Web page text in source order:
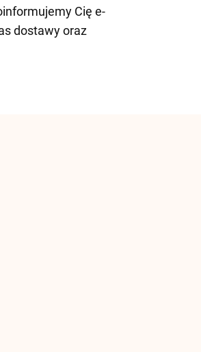
Cię e-
dostawy oraz